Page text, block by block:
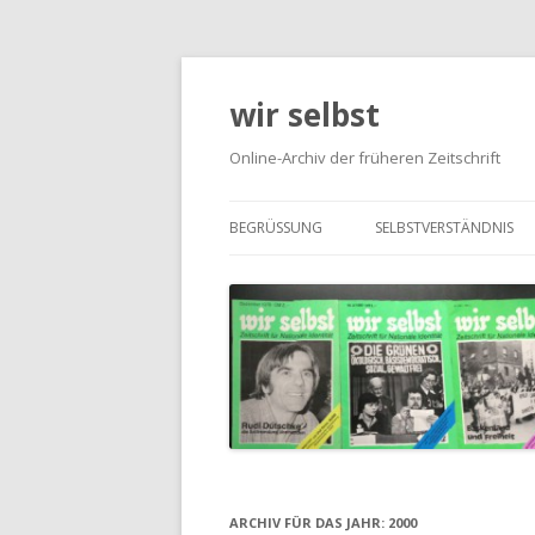
wir selbst
Online-Archiv der früheren Zeitschrift
BEGRÜSSUNG SELBSTVERSTÄNDNIS
NATIONALE FRAGE(N)
SCHWIERIG: ERNST
ARCHIV FÜR DAS JAHR: 2000